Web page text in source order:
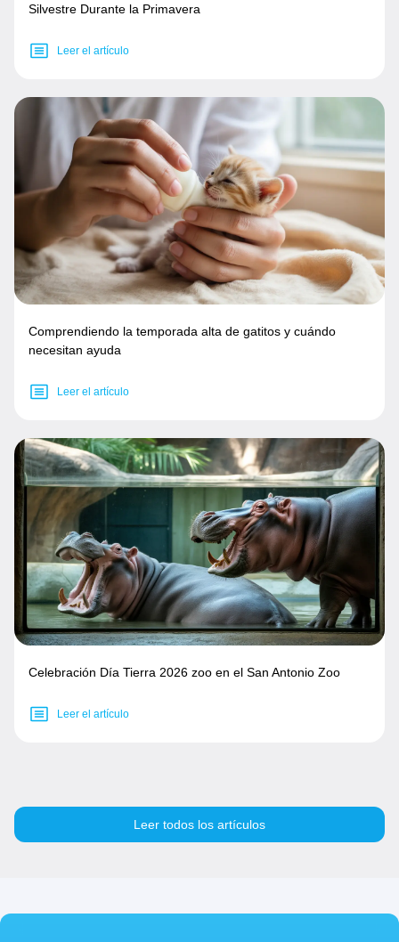
Silvestre Durante la Primavera
Leer el artículo
Comprendiendo la temporada alta de gatitos y cuándo
necesitan ayuda
Leer el artículo
Celebración Día Tierra 2026 zoo en el San Antonio Zoo
Leer el artículo
Leer todos los artículos